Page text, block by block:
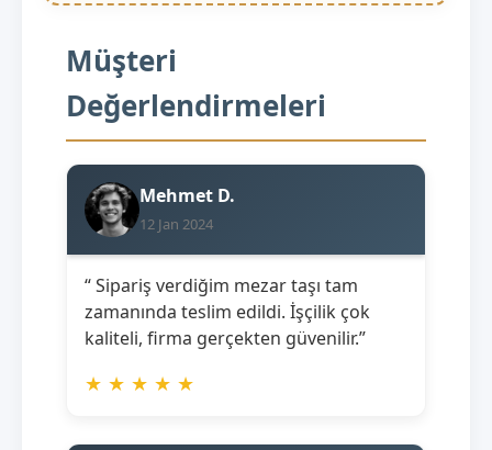
Müşteri
Değerlendirmeleri
Mehmet D.
12 Jan 2024
“ Sipariş verdiğim mezar taşı tam
zamanında teslim edildi. İşçilik çok
kaliteli, firma gerçekten güvenilir.”
★ ★ ★ ★ ★